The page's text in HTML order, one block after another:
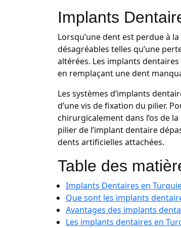
Implants
Lorsqu’une dent est perdue à
désagréables telles qu’une
altérées. Les implants
en remplaçant une dent
Les systèmes d’implants
d’une vis de fixation du pilier.
chirurgicalement dans l’os de
pilier de l’implant dentaire
dents artificielles attachées.
Table des
Implants Dentaires en
Que sont les implants
Avantages des implants
Les implants dentaires en